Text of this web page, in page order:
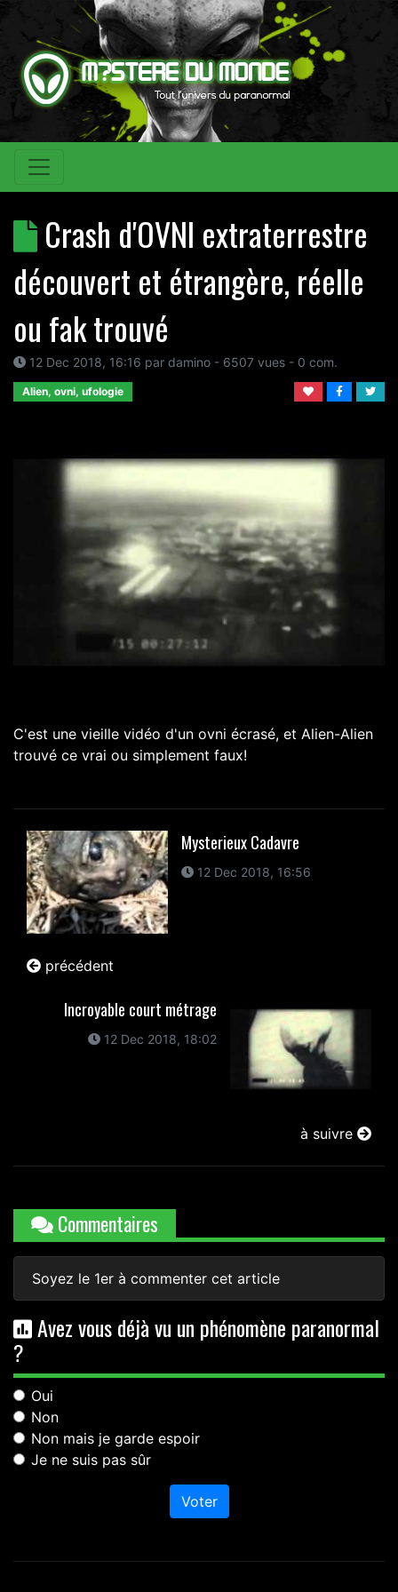
Crash d'OVNI extraterrestre
découvert et étrangère, réelle
ou fak trouvé
12 Dec 2018, 16:16 par damino - 6507 vues - 0 com.
Alien, ovni, ufologie
C'est une vieille vidéo d'un ovni écrasé, et Alien-Alien
trouvé ce vrai ou simplement faux!
Mysterieux Cadavre
12 Dec 2018, 16:56
précédent
Incroyable court métrage
12 Dec 2018, 18:02
à suivre
Commentaires
Soyez le 1er à commenter cet article
Avez vous déjà vu un phénomène paranormal
?
Oui
Non
Non mais je garde espoir
Je ne suis pas sûr
Voter